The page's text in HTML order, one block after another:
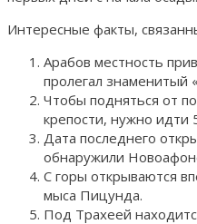
Интересные факты,
Арабов местность
пролегал знаменитый
Чтобы подняться от
крепости, нужно идти
Дата последнего
обнаружили
С горы открываются
мыса Пицунда.
Под Трахеей